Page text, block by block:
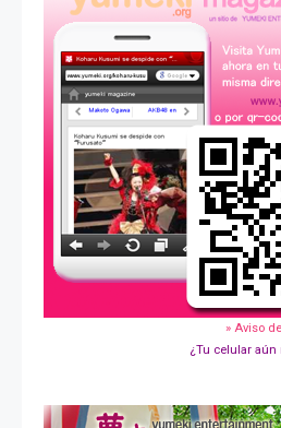
» Aviso
¿Tu celular aún